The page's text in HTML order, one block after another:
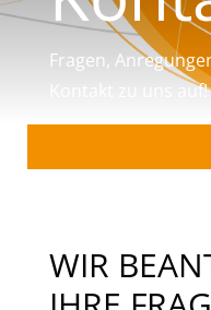
Fragen,
Kontakt zu uns auf!
WIR